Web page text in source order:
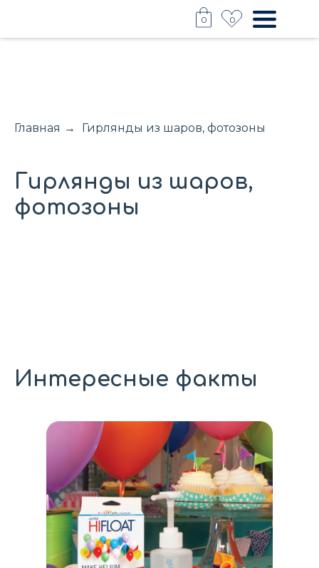
0
0
Главная → Гирлянды из шаров, фотозоны
Гирлянды из шаров,
фотозоны
Интересные факты